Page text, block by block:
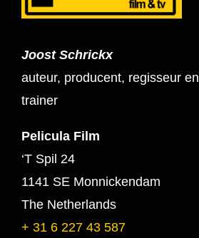
Joost Schrickx
auteur, producent, regisseur en
trainer
Pelicula Film
‘T Spil 24
1141 SE Monnickendam
The Netherlands
+ 31 6 227 43 587